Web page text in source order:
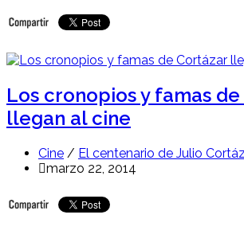
Los cronopios y famas
llegan al cine
Cine / El centenario de Julio
marzo 22, 2014